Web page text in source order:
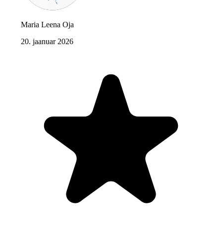
Maria Leena Oja
20. jaanuar 2026